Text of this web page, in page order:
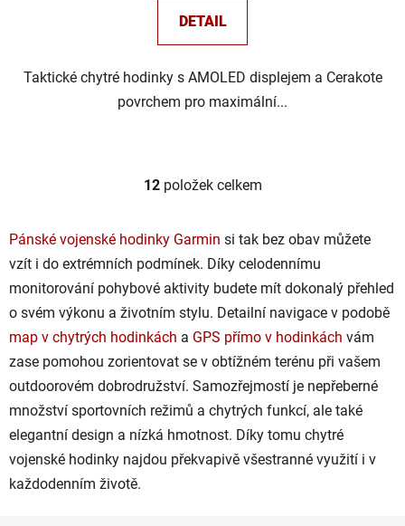
DETAIL
Taktické chytré hodinky s AMOLED displejem a Cerakote
povrchem pro maximální...
O
l
á
d
a
c
í
p
r
v
k
y
v
12položek celkem
Pánské vojenské hodinky Garmin si tak bez obav můžete
vzít i do extrémních podmínek. Díky celodennímu
monitorování pohybové aktivity budete mít dokonalý přehled
o svém výkonu a životním stylu. Detailní navigace v podobě
map v chytrých hodinkách a GPS přímo v hodinkách vám
zase pomohou zorientovat se v obtížném terénu při vašem
outdoorovém dobrodružství. Samozřejmostí je nepřeberné
množství sportovních režimů a chytrých funkcí, ale také
elegantní design a nízká hmotnost. Díky tomu chytré
vojenské hodinky najdou překvapivě všestranné využití i v
každodenním životě.